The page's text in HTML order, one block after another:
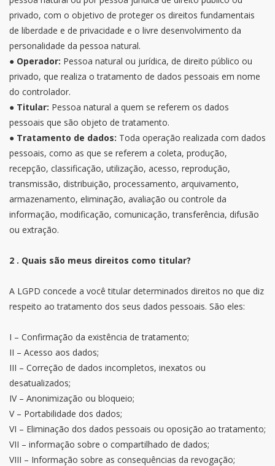
privado, com o objetivo de proteger os direitos fundamentais
de liberdade e de privacidade e o livre desenvolvimento da
personalidade da pessoa natural.
● Operador: Pessoa natural ou jurídica, de direito público ou
privado, que realiza o tratamento de dados pessoais em nome
do controlador.
● Titular: Pessoa natural a quem se referem os dados
pessoais que são objeto de tratamento.
● Tratamento de dados: Toda operação realizada com dados
pessoais, como as que se referem a coleta, produção,
recepção, classificação, utilização, acesso, reprodução,
transmissão, distribuição, processamento, arquivamento,
armazenamento, eliminação, avaliação ou controle da
informação, modificação, comunicação, transferência, difusão
ou extração.
2 . Quais são meus direitos como titular?
A LGPD concede a você titular determinados direitos no que diz
respeito ao tratamento dos seus dados pessoais. São eles:
I – Confirmação da existência de tratamento;
II – Acesso aos dados;
III – Correção de dados incompletos, inexatos ou
desatualizados;
IV – Anonimização ou bloqueio;
V – Portabilidade dos dados;
VI – Eliminação dos dados pessoais ou oposição ao tratamento;
VII – informação sobre o compartilhado de dados;
VIII – Informação sobre as consequências da revogação;